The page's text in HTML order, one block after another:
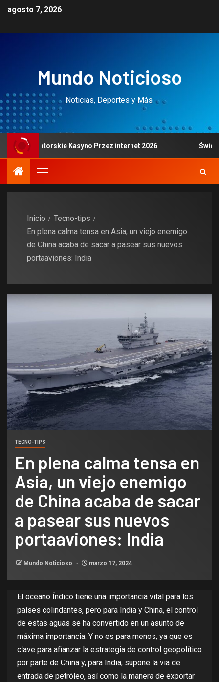
agosto 7, 2026
Mundo Noticioso
Noticias, Deportes y Más.
Kasyno Przez internet 2026 Świeże
Inicio
Tecno-tips
En plena calma tensa en Asia, un viejo enemigo
de China acaba de sacar a pasear sus nuevos
portaaviones: India
TECNO-TIPS
En plena calma tensa en
Asia, un viejo enemigo
de China acaba de sacar
a pasear sus nuevos
portaaviones: India
Mundo Noticioso marzo 17, 2024
El océano Índico tiene una importancia vital para los
países colindantes, pero para India y China, el control
de estas aguas se ha convertido en un asunto de
máxima importancia. Y no es para menos, ya que es
clave para afianzar la estrategia de control geopolítico
por parte de China y, para India, supone la vía de
entrada de petróleo, así como la manera de exportar